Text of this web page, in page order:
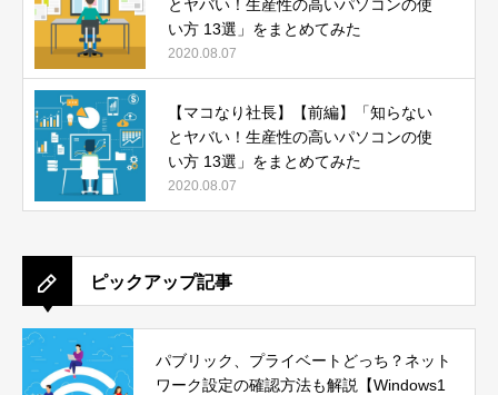
とヤバい！生産性の高いパソコンの使
い方 13選」をまとめてみた
2020.08.07
【マコなり社長】【前編】「知らない
とヤバい！生産性の高いパソコンの使
い方 13選」をまとめてみた
2020.08.07
ピックアップ記事
パブリック、プライベートどっち？ネット
ワーク設定の確認方法も解説【Windows1